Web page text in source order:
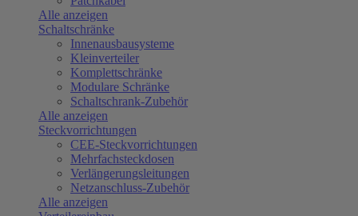
Alle anzeigen
Schaltschränke
Innenausbausysteme
Kleinverteiler
Komplettschränke
Modulare Schränke
Schaltschrank-Zubehör
Alle anzeigen
Steckvorrichtungen
CEE-Steckvorrichtungen
Mehrfachsteckdosen
Verlängerungsleitungen
Netzanschluss-Zubehör
Alle anzeigen